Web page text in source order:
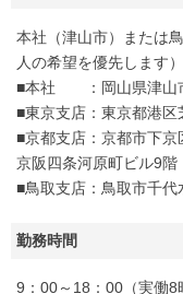
本社（津山市）または
人の希望を優先します）
■本社 ：岡山県津山
■東京支店：東京都港
■京都支店：京都市下
京阪四条河原町ビル9階
■鳥取支店：鳥取市千代
勤務時間
9：00～18：00（実働8